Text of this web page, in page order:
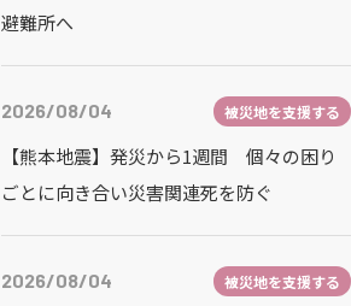
避難所へ
2026/08/04 被災地を支援する
【熊本地震】発災から1週間 個々の困り
ごとに向き合い災害関連死を防ぐ
2026/08/04 被災地を支援する